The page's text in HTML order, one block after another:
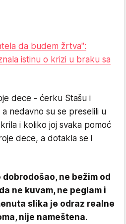
da budem žrtva":
istinu o krizi u braku sa
dece - ćerku Stašu i
nedavno su se preselili u
i koliko joj svaka pomoć
dece, a dotakla se i
ne bežim od
ne kuvam, ne peglam i
slika je odraz realne
nije nameštena.